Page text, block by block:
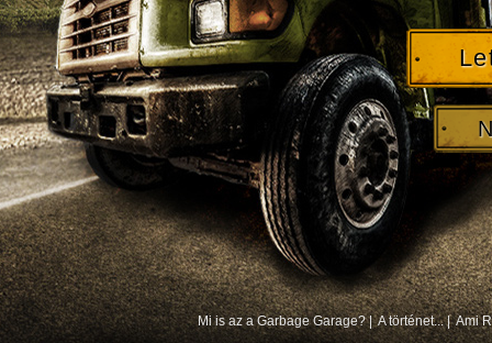
Mi is az a Garbage Garage? |A történet... |Ami